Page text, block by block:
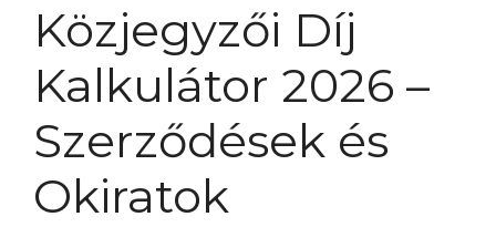
Közjegyzői Díj
Kalkulátor 2026 –
Szerződések és
Okiratok